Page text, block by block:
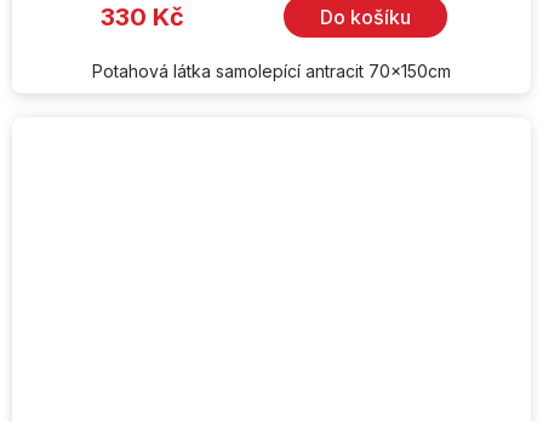
330 Kč Do košíku
Potahová látka samolepící antracit 70x150cm